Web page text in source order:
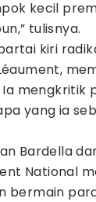
kecil
tulisnya.
kiri
mengkritik
yang ia
Bardella
National
bermain